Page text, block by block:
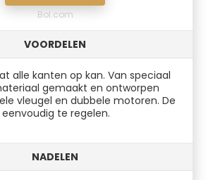
Bol.com
VOORDELEN
alle kanten op kan. Van speciaal
gemaakt en ontworpen
vleugel en dubbele motoren. De
te regelen.
NADELEN